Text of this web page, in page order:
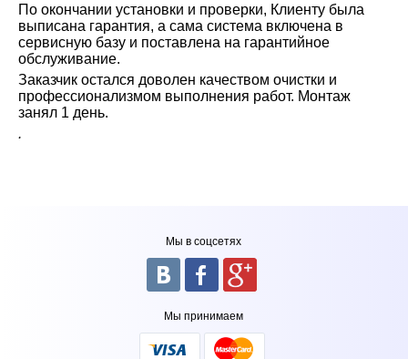
По окончании установки и проверки, Клиенту была
выписана гарантия, а сама система включена в
сервисную базу и поставлена на гарантийное
обслуживание.
Заказчик остался доволен качеством очистки и
профессионализмом выполнения работ. Монтаж
занял 1 день.
.
Мы в соцсетях
Мы принимаем